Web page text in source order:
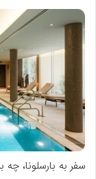
سفر به بارسلونا،